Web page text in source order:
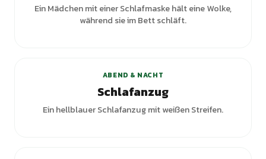
Ein Mädchen mit einer Schlafmaske hält eine Wolke,
während sie im Bett schläft.
ABEND & NACHT
Schlafanzug
Ein hellblauer Schlafanzug mit weißen Streifen.